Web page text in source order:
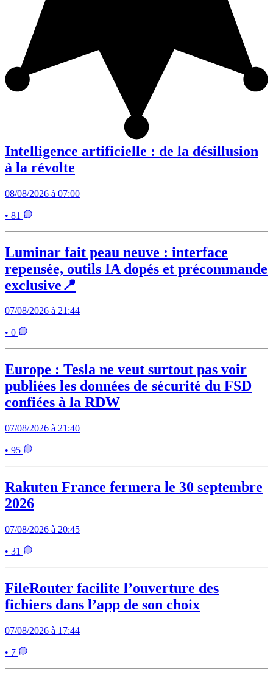
Intelligence artificielle : de la désillusion
à la révolte
08/08/2026 à 07:00
• 81
Luminar fait peau neuve : interface
repensée, outils IA dopés et précommande
exclusive📍
07/08/2026 à 21:44
• 0
Europe : Tesla ne veut surtout pas voir
publiées les données de sécurité du FSD
confiées à la RDW
07/08/2026 à 21:40
• 95
Rakuten France fermera le 30 septembre
2026
07/08/2026 à 20:45
• 31
FileRouter facilite l’ouverture des
fichiers dans l’app de son choix
07/08/2026 à 17:44
• 7